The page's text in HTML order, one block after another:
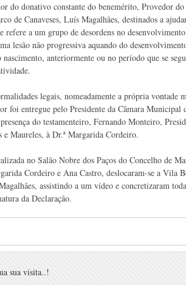
do donativo constante do benemérito, Provedor
de Canaveses, Luís Magalhães, destinados a
refere a um grupo de desordens no
lesão não progressiva aquando do
anteriormente ou no período que se
legais, nomeadamente a própria vontade
foi entregue pelo Presidente da Câmara Municipal
do testamenteiro, Fernando Monteiro,
Maureles, à Dr.ª Margarida Cordeiro.
no Salão Nobre dos Paços do Concelho de
Cordeiro e Ana Castro, deslocaram-se a Vila
assistindo a um vídeo e concretizaram
da Declaração.
sua visita..!